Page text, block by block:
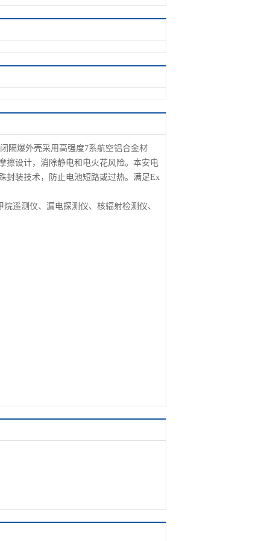
隔爆外壳采用高强度7系航空铝合金材
擦设计，消除静电和电火花风险。本安电
封装技术，防止电池短路或过热。满足Ex
遥测仪、漏电探测仪、核辐射检测仪、